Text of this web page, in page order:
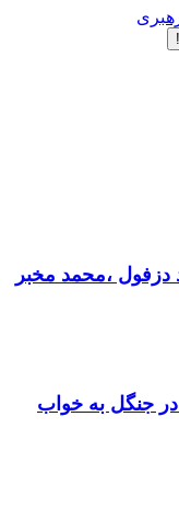
دزفول ،محمد مخبر
در جنگل به خواب